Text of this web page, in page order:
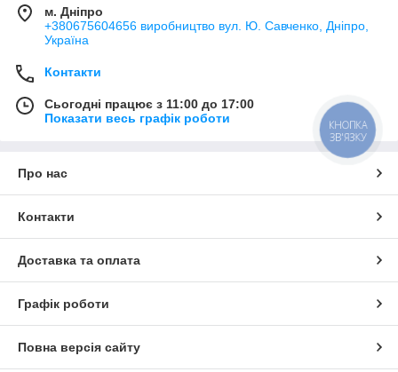
м. Дніпро
+380675604656 виробництво вул. Ю. Савченко, Дніпро,
Україна
Контакти
Сьогодні працює з 11:00 до 17:00
Показати весь графік роботи
Про нас
Контакти
Доставка та оплата
Графік роботи
Повна версія сайту
КНОПКА
ЗВ'ЯЗКУ